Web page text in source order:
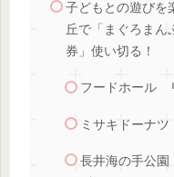
子どもとの遊び
丘で「まぐろまん
券」使い切る！
フードホール
ミサキドーナ
長井海の手公